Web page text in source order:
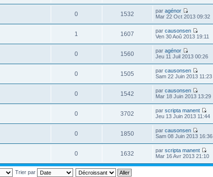
0 1532 paragénor
Mar 22 Oct 2013 09:32
1 1607 parcausonsen
Ven 30 Aoû 2013 19:11
0 1560 paragénor
Jeu 11 Juil 2013 00:26
0 1505 parcausonsen
Sam 22 Juin 2013 11:23
0 1542 parcausonsen
Mar 18 Juin 2013 13:29
0 3702 parscripta manent
Jeu 13 Juin 2013 11:44
0 1850 parcausonsen
Sam 08 Juin 2013 16:36
0 1632 parscripta manent
Mar 16 Avr 2013 21:10
Trier par